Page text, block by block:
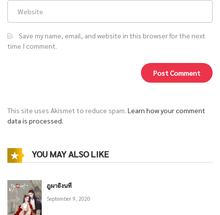
Save my name, email, and website in this browser for the next
time I comment.
This site uses Akismet to reduce spam. Learn how your comment
data is processed.
YOU MAY ALSO LIKE
ภูผาอิงนที
September 9, 2020